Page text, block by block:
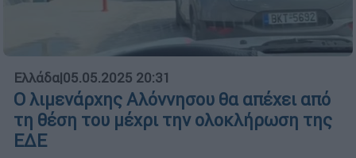
Ελλάδα|05.05.2025 20:31
Ο λιμενάρχης Αλόννησου θα απέχει από
τη θέση του μέχρι την ολοκλήρωση της
ΕΔΕ